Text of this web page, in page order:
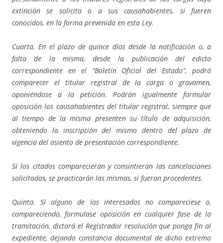
extinción se solicita o a sus causahabientes, si fueren
conocidos, en la forma prevenida en esta Ley.
Cuarta. En el plazo de quince días desde la notificación o, a
falta de la misma, desde la publicación del edicto
correspondiente en el “Boletín Oficial del Estado”, podrá
comparecer el titular registral de la carga o gravamen,
oponiéndose a la petición. Podrán igualmente formular
oposición los causahabientes del titular registral, siempre que
al tiempo de la misma presenten su título de adquisición,
obteniendo la inscripción del mismo dentro del plazo de
vigencia del asiento de presentación correspondiente.
Si los citados comparecieran y consintieran las cancelaciones
solicitadas, se practicarán las mismas, si fueran procedentes.
Quinta. Si alguno de los interesados no compareciese o,
compareciendo, formulase oposición en cualquier fase de la
tramitación, dictará el Registrador resolución que ponga fin al
expediente, dejando constancia documental de dicho extremo